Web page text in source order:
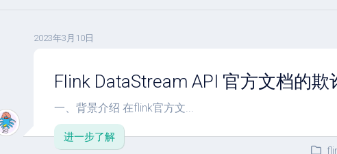
2023年3月10日
Flink DataStream API 官方文档的欺
一、背景介绍 在flink官方文...
进一步了解